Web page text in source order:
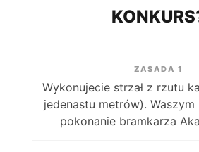
ZASADA 1
Wykonujecie strzał z rzutu
jedenastu metrów). Waszym
pokonanie bramkarza